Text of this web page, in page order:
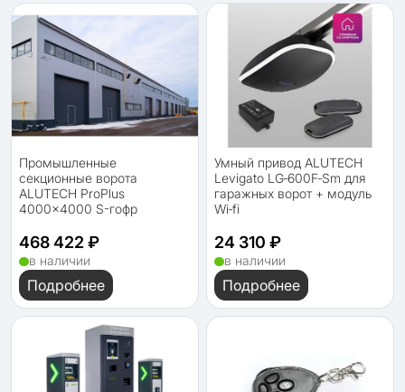
Промышленные
секционные ворота
ALUTECH ProPlus
4000×4000 S-гофр
468 422 ₽
в наличии
Подробнее
Умный привод ALUTECH
Levigato LG‑600F‑Sm для
гаражных ворот + модуль
Wi‑fi
24 310 ₽
в наличии
Подробнее